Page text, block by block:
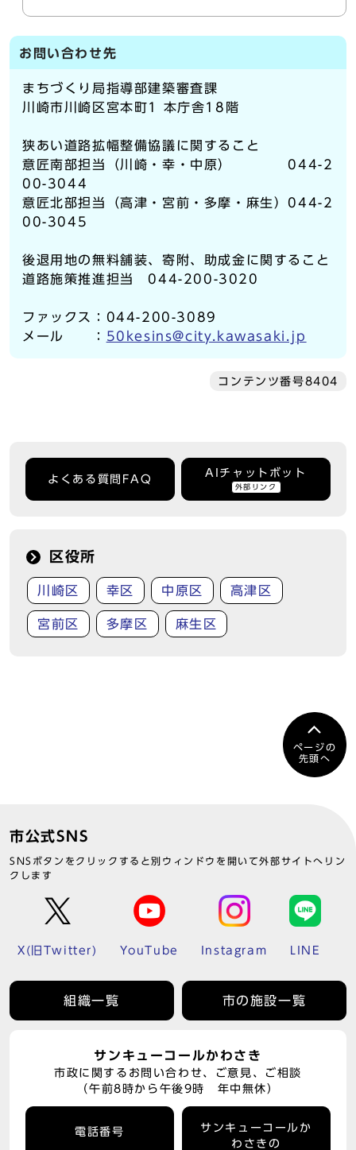
お問い合わせ先
まちづくり局指導部建築審査課
川崎市川崎区宮本町1 本庁舎18階
狭あい道路拡幅整備協議に関すること
意匠南部担当（川崎・幸・中原） 044-2
00-3044
意匠北部担当（高津・宮前・多摩・麻生）044-2
00-3045
後退用地の無料舗装、寄附、助成金に関すること
道路施策推進担当 044-200-3020
ファックス：044-200-3089
メール ： 50kesins@city.kawasaki.jp
コンテンツ番号8404
よくある質問FAQ
AIチャットボット
外部リンク
区役所
川崎区 幸区 中原区 高津区
宮前区 多摩区 麻生区
ページの
先頭へ
市公式SNS
SNSボタンをクリックすると別ウィンドウを開いて外部サイトへリン
クします
X(旧Twitter) YouTube Instagram LINE
組織一覧 市の施設一覧
サンキューコールかわさき
市政に関するお問い合わせ、ご意見、ご相談
（午前8時から午後9時 年中無休）
電話番号
サンキューコールか
わさきの